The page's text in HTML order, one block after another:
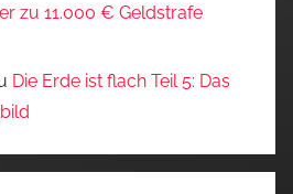
zu 11.000 € Geldstrafe
Die Erde ist flach Teil 5: Das